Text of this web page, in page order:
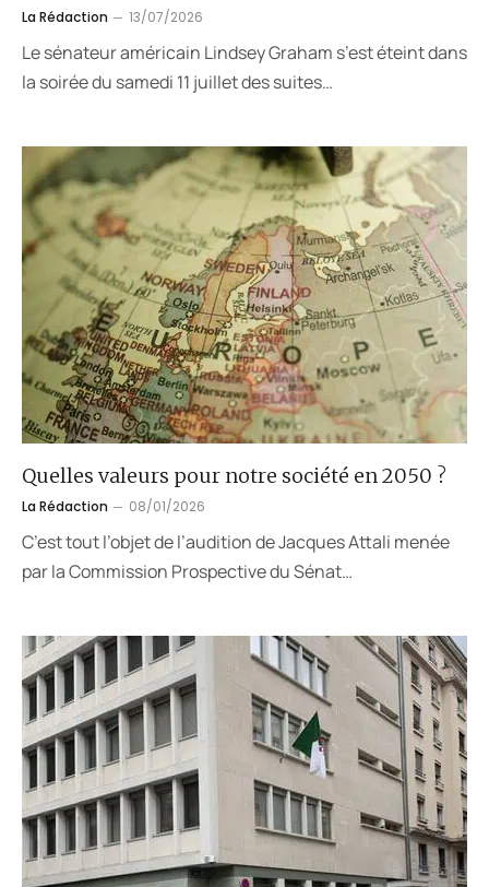
La Rédaction 13/07/2026
Le sénateur américain Lindsey Graham s’est éteint dans
la soirée du samedi 11 juillet des suites…
Quelles valeurs pour notre société en 2050 ?
La Rédaction 08/01/2026
C’est tout l’objet de l’audition de Jacques Attali menée
par la Commission Prospective du Sénat…